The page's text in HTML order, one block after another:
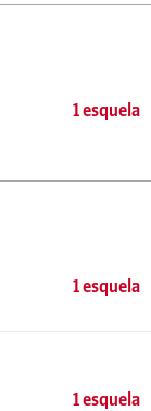
1 esquela
1 esquela
1 esquela